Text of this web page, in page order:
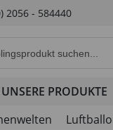
2056 - 584440
PRODUKTE